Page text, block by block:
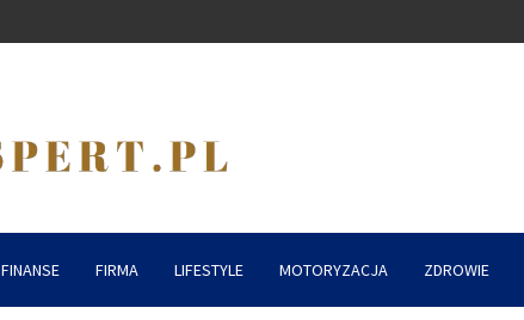
FINANSE FIRMA LIFESTYLE MOTORYZACJA ZDROWIE